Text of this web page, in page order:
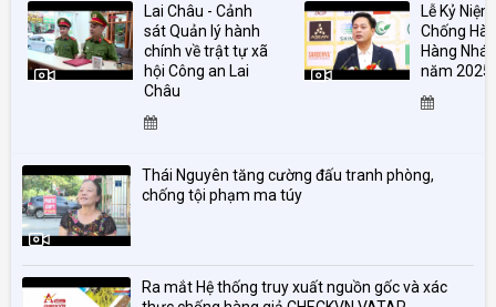
Lai Châu - Cảnh
sát Quản lý hành
chính về trật tự xã
hội Công an Lai
Châu
Lễ Kỷ
Chống
Hàng Nhái
năm 2025
Thái Nguyên tăng cường đấu tranh phòng,
chống tội phạm ma túy
Ra mắt Hệ thống truy xuất nguồn gốc và xác